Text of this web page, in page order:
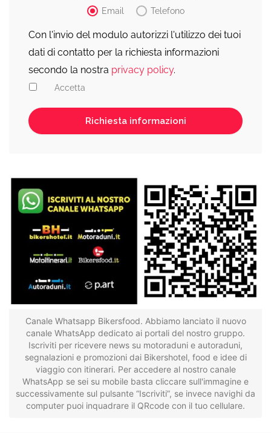
Email
Telefono
Con l'invio del modulo autorizzi l'utilizzo dei tuoi
dati di contatto per la richiesta informazioni
secondo la nostra privacy policy.
Accetta
Canale Whatsapp Bikersfood. Abbiamo lanciato il nuovo
canale WhatsApp dedicato ai portali del nostro gruppo.
Iscriviti per ricevere news su motoraduni e autoraduni,
segnalazioni e promozioni dai Bikershotel, food e idee di
viaggio con itinerari. Per accedere al nostro canale
WhatsApp se sei su mobile basta cliccare sull'immagine e
successivamente sul pulsante “Iscriviti”, se invece navighi da
computer puoi inquadrare il QRcode con il tuo cellulare.